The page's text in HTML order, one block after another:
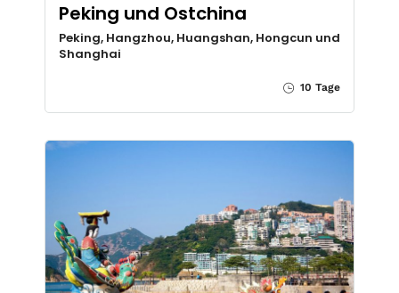
Peking und Ostchina
Peking, Hangzhou, Huangshan, Hongcun und
Shanghai
10 Tage